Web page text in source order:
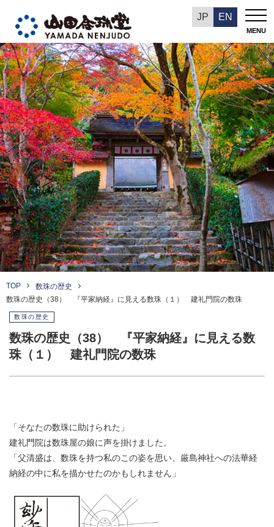
JP EN
MENU
数珠の歴史
TOP
数珠の歴史
数珠の歴史（38） 『平家納経』に見える数珠（１） 建礼門院の数珠
数珠の歴史
数珠の歴史（38） 『平家納経』に見える数
珠（１） 建礼門院の数珠
「そなたの数珠に助けられた」
建礼門院は数珠屋の娘に声を掛けました。
「父清盛は、数珠を持つ私のこの姿を思い、厳島神社への法華経
納経の中に私を描かせたのかもしれません」